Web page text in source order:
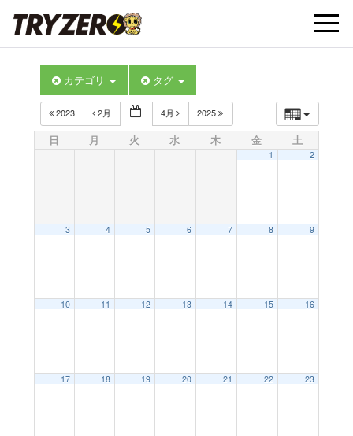
t
カテゴリ タグ
2023 2月 4月 2025
日 月 火 水 木 金 土
1 2
3 4 5 6 7 8 9
10 11 12 13 14 15 16
17 18 19 20 21 22 23